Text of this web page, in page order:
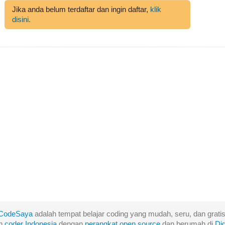
Jika anda belum terdaftar dan ingin daftar, klik
disini.
adalah tempat belajar coding yang mudah, seru, dan